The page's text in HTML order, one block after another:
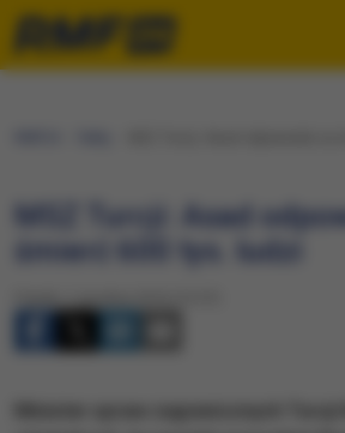
MSZ Turcji: Asad
śmierć 600 tys. ludzi